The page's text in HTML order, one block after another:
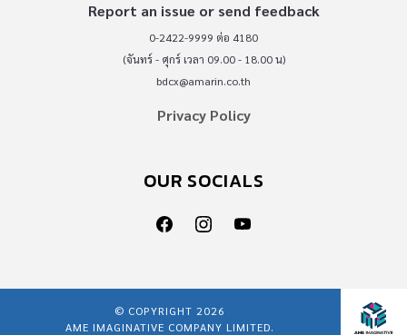
Report an issue or send feedback
0-2422-9999 ต่อ 4180
(จันทร์ - ศุกร์ เวลา 09.00 - 18.00 น)
bdcx@amarin.co.th
Privacy Policy
OUR SOCIALS
© COPYRIGHT 2026
AME IMAGINATIVE COMPANY LIMITED.